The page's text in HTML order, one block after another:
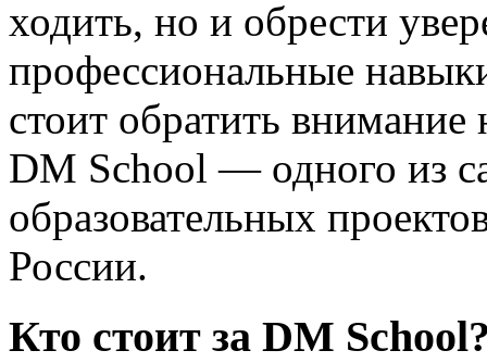
ходить, но и обрести
профессиональные
стоит обратить
DM School — одного из
образовательных
России.
Кто стоит за DM